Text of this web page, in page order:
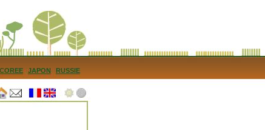
COREE JAPON RUSSIE